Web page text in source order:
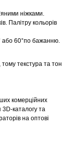
ніжками.
Палітру кольорів
або 60°по бажанню.
текстура та тон
комерційних
каталогу та
на оптові